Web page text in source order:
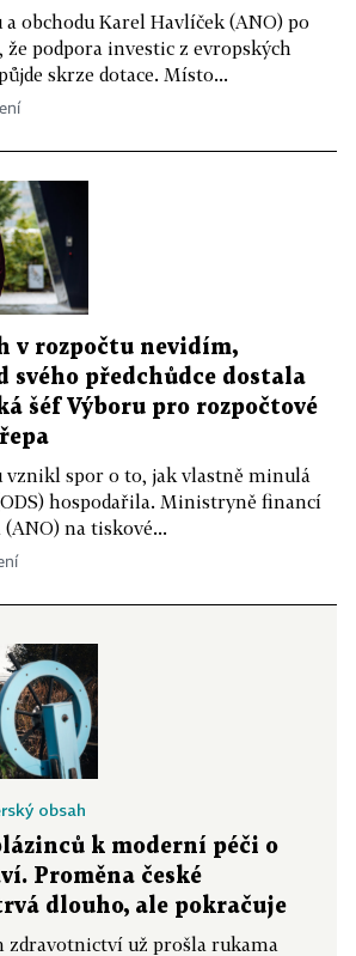
obchodu Karel Havlíček (ANO) po
podpora investic z evropských
skrze dotace. Místo...
v rozpočtu nevidím,
svého předchůdce dostala
šéf Výboru pro rozpočtové
vznikl spor o to, jak vlastně minulá
hospodařila. Ministryně financí
na tiskové...
obsah
k moderní péči o
Proměna české
dlouho, ale pokračuje
už prošla rukama